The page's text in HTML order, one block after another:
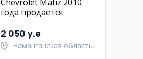
года продается
2 050 y.e
Наманганская область,